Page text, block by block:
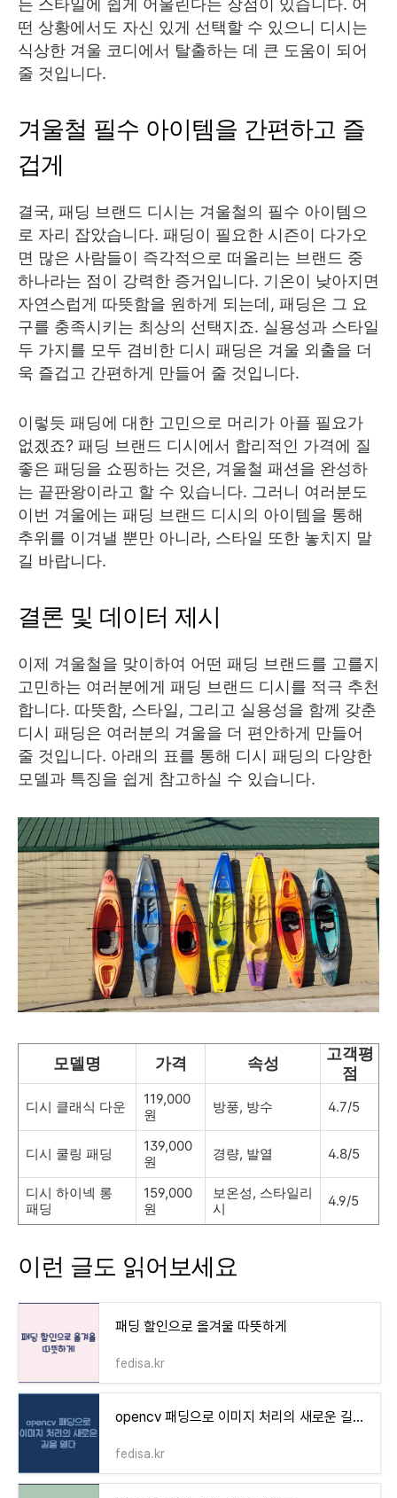
든 스타일에 쉽게 어울린다는 장점이 있습니다. 어
떤 상황에서도 자신 있게 선택할 수 있으니 디시는
식상한 겨울 코디에서 탈출하는 데 큰 도움이 되어
줄 것입니다.
겨울철 필수 아이템을 간편하고 즐
겁게
결국, 패딩 브랜드 디시는 겨울철의 필수 아이템으
로 자리 잡았습니다. 패딩이 필요한 시즌이 다가오
면 많은 사람들이 즉각적으로 떠올리는 브랜드 중
하나라는 점이 강력한 증거입니다. 기온이 낮아지면
자연스럽게 따뜻함을 원하게 되는데, 패딩은 그 요
구를 충족시키는 최상의 선택지죠. 실용성과 스타일
두 가지를 모두 겸비한 디시 패딩은 겨울 외출을 더
욱 즐겁고 간편하게 만들어 줄 것입니다.
이렇듯 패딩에 대한 고민으로 머리가 아플 필요가
없겠죠? 패딩 브랜드 디시에서 합리적인 가격에 질
좋은 패딩을 쇼핑하는 것은, 겨울철 패션을 완성하
는 끝판왕이라고 할 수 있습니다. 그러니 여러분도
이번 겨울에는 패딩 브랜드 디시의 아이템을 통해
추위를 이겨낼 뿐만 아니라, 스타일 또한 놓치지 말
길 바랍니다.
결론 및 데이터 제시
이제 겨울철을 맞이하여 어떤 패딩 브랜드를 고를지
고민하는 여러분에게 패딩 브랜드 디시를 적극 추천
합니다. 따뜻함, 스타일, 그리고 실용성을 함께 갖춘
디시 패딩은 여러분의 겨울을 더 편안하게 만들어
줄 것입니다. 아래의 표를 통해 디시 패딩의 다양한
모델과 특징을 쉽게 참고하실 수 있습니다.
모델명 가격 속성
고객평
점
디시 클래식 다운
119,000
원
방풍, 방수 4.7/5
디시 쿨링 패딩
139,000
원
경량, 발열 4.8/5
디시 하이넥 롱
패딩
159,000
원
보온성, 스타일리
시
4.9/5
이런 글도 읽어보세요
패딩 할인으로 올겨울 따뜻하게
fedisa.kr
opencv 패딩으로 이미지 처리의 새로운 길을 열다
fedisa.kr